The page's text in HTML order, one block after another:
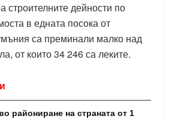
строителните дейности по
в едната посока от
са преминали малко над
от които 34 246 са леките.
райониране на страната от 1